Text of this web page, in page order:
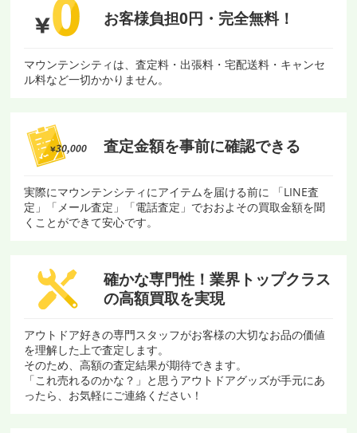
お客様負担0円・ 完全無料！
マウンテンシティは、査定料・出張料・宅配送料・キャンセ
ル料など一切かかりません。
査定金額を事前に確認できる
実際にマウンテンシティにアイテムを届ける前に 「LINE査
定」「メール査定」「電話査定」でおおよその買取金額を聞
くことができて安心です。
確かな専門性！ 業界トップクラス
の高額買取を実現
アウトドア好きの専門スタッフがお客様の大切なお品の価値
を理解した上で査定します。
そのため、高額の査定結果が期待できます。
「これ売れるのかな？」と思うアウトドアグッズが手元にあ
ったら、お気軽にご連絡ください！